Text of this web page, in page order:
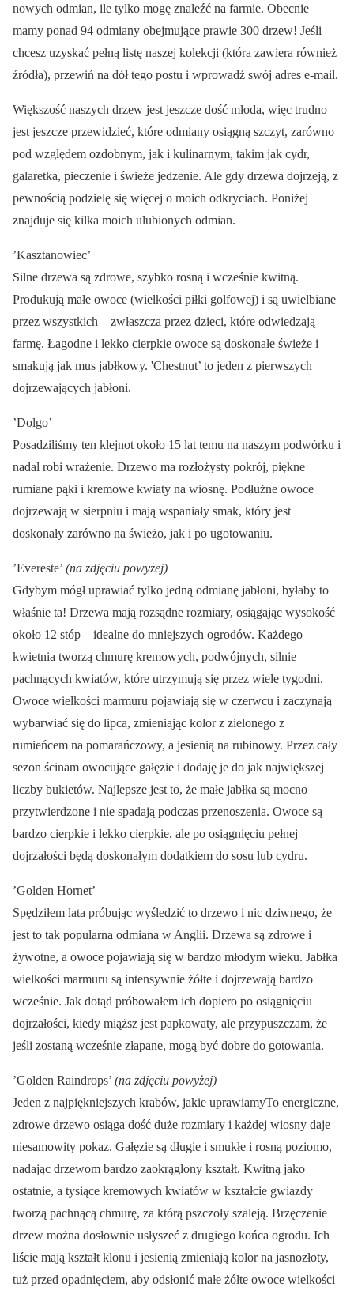
nowych odmian, ile tylko mogę znaleźć na farmie. Obecnie
mamy ponad 94 odmiany obejmujące prawie 300 drzew! Jeśli
chcesz uzyskać pełną listę naszej kolekcji (która zawiera również
źródła), przewiń na dół tego postu i wprowadź swój adres e-mail.
Większość naszych drzew jest jeszcze dość młoda, więc trudno
jest jeszcze przewidzieć, które odmiany osiągną szczyt, zarówno
pod względem ozdobnym, jak i kulinarnym, takim jak cydr,
galaretka, pieczenie i świeże jedzenie. Ale gdy drzewa dojrzeją, z
pewnością podzielę się więcej o moich odkryciach. Poniżej
znajduje się kilka moich ulubionych odmian.
’Kasztanowiec’
Silne drzewa są zdrowe, szybko rosną i wcześnie kwitną.
Produkują małe owoce (wielkości piłki golfowej) i są uwielbiane
przez wszystkich – zwłaszcza przez dzieci, które odwiedzają
farmę. Łagodne i lekko cierpkie owoce są doskonałe świeże i
smakują jak mus jabłkowy. 'Chestnut’ to jeden z pierwszych
dojrzewających jabłoni.
’Dolgo’
Posadziliśmy ten klejnot około 15 lat temu na naszym podwórku i
nadal robi wrażenie. Drzewo ma rozłożysty pokrój, piękne
rumiane pąki i kremowe kwiaty na wiosnę. Podłużne owoce
dojrzewają w sierpniu i mają wspaniały smak, który jest
doskonały zarówno na świeżo, jak i po ugotowaniu.
’Evereste’ (na zdjęciu powyżej)
Gdybym mógł uprawiać tylko jedną odmianę jabłoni, byłaby to
właśnie ta! Drzewa mają rozsądne rozmiary, osiągając wysokość
około 12 stóp – idealne do mniejszych ogrodów. Każdego
kwietnia tworzą chmurę kremowych, podwójnych, silnie
pachnących kwiatów, które utrzymują się przez wiele tygodni.
Owoce wielkości marmuru pojawiają się w czerwcu i zaczynają
wybarwiać się do lipca, zmieniając kolor z zielonego z
rumieńcem na pomarańczowy, a jesienią na rubinowy. Przez cały
sezon ścinam owocujące gałęzie i dodaję je do jak największej
liczby bukietów. Najlepsze jest to, że małe jabłka są mocno
przytwierdzone i nie spadają podczas przenoszenia. Owoce są
bardzo cierpkie i lekko cierpkie, ale po osiągnięciu pełnej
dojrzałości będą doskonałym dodatkiem do sosu lub cydru.
’Golden Hornet’
Spędziłem lata próbując wyśledzić to drzewo i nic dziwnego, że
jest to tak popularna odmiana w Anglii. Drzewa są zdrowe i
żywotne, a owoce pojawiają się w bardzo młodym wieku. Jabłka
wielkości marmuru są intensywnie żółte i dojrzewają bardzo
wcześnie. Jak dotąd próbowałem ich dopiero po osiągnięciu
dojrzałości, kiedy miąższ jest papkowaty, ale przypuszczam, że
jeśli zostaną wcześnie złapane, mogą być dobre do gotowania.
’Golden Raindrops’ (na zdjęciu powyżej)
Jeden z najpiękniejszych krabów, jakie uprawiamyTo energiczne,
zdrowe drzewo osiąga dość duże rozmiary i każdej wiosny daje
niesamowity pokaz. Gałęzie są długie i smukłe i rosną poziomo,
nadając drzewom bardzo zaokrąglony kształt. Kwitną jako
ostatnie, a tysiące kremowych kwiatów w kształcie gwiazdy
tworzą pachnącą chmurę, za którą pszczoły szaleją. Brzęczenie
drzew można dosłownie usłyszeć z drugiego końca ogrodu. Ich
liście mają kształt klonu i jesienią zmieniają kolor na jasnozłoty,
tuż przed opadnięciem, aby odsłonić małe żółte owoce wielkości